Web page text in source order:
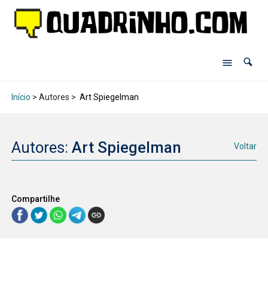
Início > Autores > Art Spiegelman
Autores: Art Spiegelman Voltar
Compartilhe